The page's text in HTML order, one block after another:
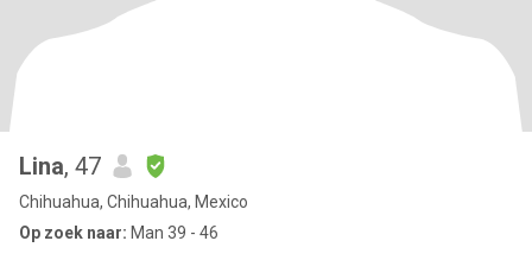
Lina, 47
Chihuahua, Chihuahua, Mexico
Op zoek naar: Man 39 - 46